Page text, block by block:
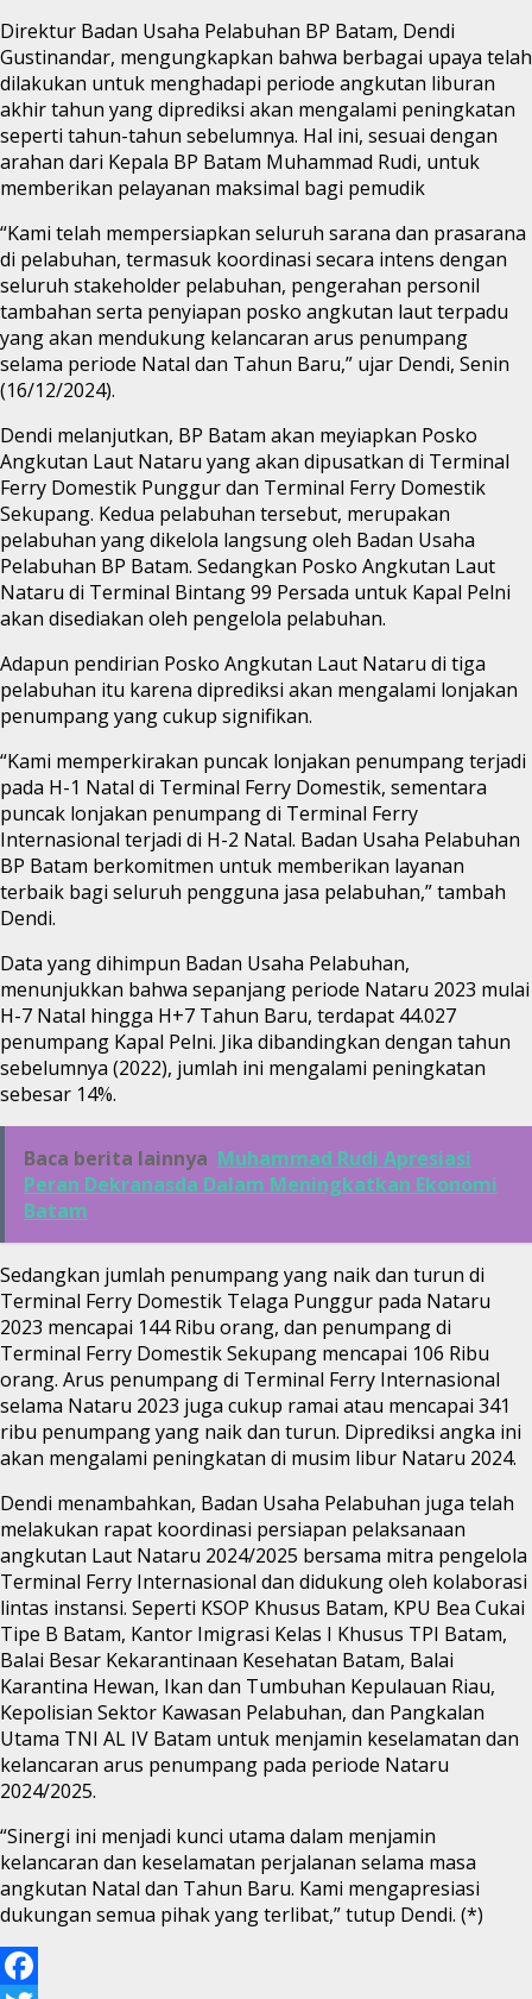
Direktur Badan Usaha Pelabuhan BP Batam, Dendi
Gustinandar, mengungkapkan bahwa berbagai upaya telah
dilakukan untuk menghadapi periode angkutan liburan
akhir tahun yang diprediksi akan mengalami peningkatan
seperti tahun-tahun sebelumnya. Hal ini, sesuai dengan
arahan dari Kepala BP Batam Muhammad Rudi, untuk
memberikan pelayanan maksimal bagi pemudik
“Kami telah mempersiapkan seluruh sarana dan prasarana
di pelabuhan, termasuk koordinasi secara intens dengan
seluruh stakeholder pelabuhan, pengerahan personil
tambahan serta penyiapan posko angkutan laut terpadu
yang akan mendukung kelancaran arus penumpang
selama periode Natal dan Tahun Baru,” ujar Dendi, Senin
(16/12/2024).
Dendi melanjutkan, BP Batam akan meyiapkan Posko
Angkutan Laut Nataru yang akan dipusatkan di Terminal
Ferry Domestik Punggur dan Terminal Ferry Domestik
Sekupang. Kedua pelabuhan tersebut, merupakan
pelabuhan yang dikelola langsung oleh Badan Usaha
Pelabuhan BP Batam. Sedangkan Posko Angkutan Laut
Nataru di Terminal Bintang 99 Persada untuk Kapal Pelni
akan disediakan oleh pengelola pelabuhan.
Adapun pendirian Posko Angkutan Laut Nataru di tiga
pelabuhan itu karena diprediksi akan mengalami lonjakan
penumpang yang cukup signifikan.
“Kami memperkirakan puncak lonjakan penumpang terjadi
pada H-1 Natal di Terminal Ferry Domestik, sementara
puncak lonjakan penumpang di Terminal Ferry
Internasional terjadi di H-2 Natal. Badan Usaha Pelabuhan
BP Batam berkomitmen untuk memberikan layanan
terbaik bagi seluruh pengguna jasa pelabuhan,” tambah
Dendi.
Data yang dihimpun Badan Usaha Pelabuhan,
menunjukkan bahwa sepanjang periode Nataru 2023 mulai
H-7 Natal hingga H+7 Tahun Baru, terdapat 44.027
penumpang Kapal Pelni. Jika dibandingkan dengan tahun
sebelumnya (2022), jumlah ini mengalami peningkatan
sebesar 14%.
Baca berita lainnya Muhammad Rudi Apresiasi
Peran Dekranasda Dalam Meningkatkan Ekonomi
Batam
Sedangkan jumlah penumpang yang naik dan turun di
Terminal Ferry Domestik Telaga Punggur pada Nataru
2023 mencapai 144 Ribu orang, dan penumpang di
Terminal Ferry Domestik Sekupang mencapai 106 Ribu
orang. Arus penumpang di Terminal Ferry Internasional
selama Nataru 2023 juga cukup ramai atau mencapai 341
ribu penumpang yang naik dan turun. Diprediksi angka ini
akan mengalami peningkatan di musim libur Nataru 2024.
Dendi menambahkan, Badan Usaha Pelabuhan juga telah
melakukan rapat koordinasi persiapan pelaksanaan
angkutan Laut Nataru 2024/2025 bersama mitra pengelola
Terminal Ferry Internasional dan didukung oleh kolaborasi
lintas instansi. Seperti KSOP Khusus Batam, KPU Bea Cukai
Tipe B Batam, Kantor Imigrasi Kelas I Khusus TPI Batam,
Balai Besar Kekarantinaan Kesehatan Batam, Balai
Karantina Hewan, Ikan dan Tumbuhan Kepulauan Riau,
Kepolisian Sektor Kawasan Pelabuhan, dan Pangkalan
Utama TNI AL IV Batam untuk menjamin keselamatan dan
kelancaran arus penumpang pada periode Nataru
2024/2025.
“Sinergi ini menjadi kunci utama dalam menjamin
kelancaran dan keselamatan perjalanan selama masa
angkutan Natal dan Tahun Baru. Kami mengapresiasi
dukungan semua pihak yang terlibat,” tutup Dendi. (*)